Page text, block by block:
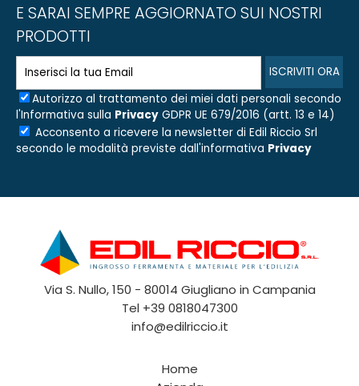
E SARAI SEMPRE AGGIORNATO SUI NOSTRI
PRODOTTI
Autorizzo al trattamento dei miei dati personali secondo
l'Informativa sulla Privacy GDPR UE 679/2016 (artt. 13 e 14)
Acconsento a ricevere la newsletter di Edil Riccio Srl
secondo le modalità previste dall'informativa Privacy
Via S. Nullo, 150 - 80014 Giugliano in Campania
Tel +39 0818047300
info@edilriccio.it
Home